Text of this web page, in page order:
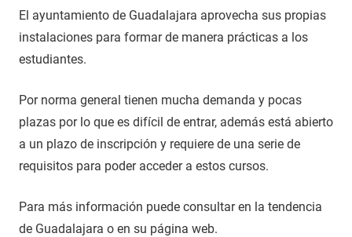
El ayuntamiento de Guadalajara aprovecha sus propias
instalaciones para formar de manera prácticas a los
estudiantes.
Por norma general tienen mucha demanda y pocas
plazas por lo que es difícil de entrar, además está abierto
a un plazo de inscripción y requiere de una serie de
requisitos para poder acceder a estos cursos.
Para más información puede consultar en la tendencia
de Guadalajara o en su página web.